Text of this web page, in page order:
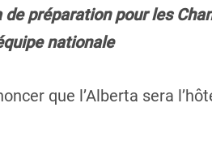
préparation pour les
nationale
que l’Alberta sera